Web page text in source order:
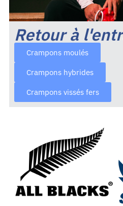
Retour à
Crampons moulés
Crampons hybrides
Crampons vissés fers